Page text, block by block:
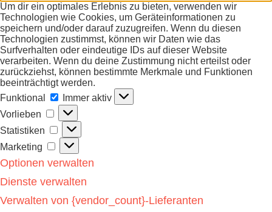
Um dir ein optimales Erlebnis zu bieten, verwenden wir
Technologien wie Cookies, um Geräteinformationen zu
speichern und/oder darauf zuzugreifen. Wenn du diesen
Technologien zustimmst, können wir Daten wie das
Surfverhalten oder eindeutige IDs auf dieser Website
verarbeiten. Wenn du deine Zustimmung nicht erteilst oder
zurückziehst, können bestimmte Merkmale und Funktionen
beeinträchtigt werden.
Funktional
Funktional
Immer aktiv
Vorlieben
Vorlieben
Statistiken Statistiken
Marketing Marketing
Optionen verwalten
Dienste verwalten
Verwalten von {vendor_count}-Lieferanten